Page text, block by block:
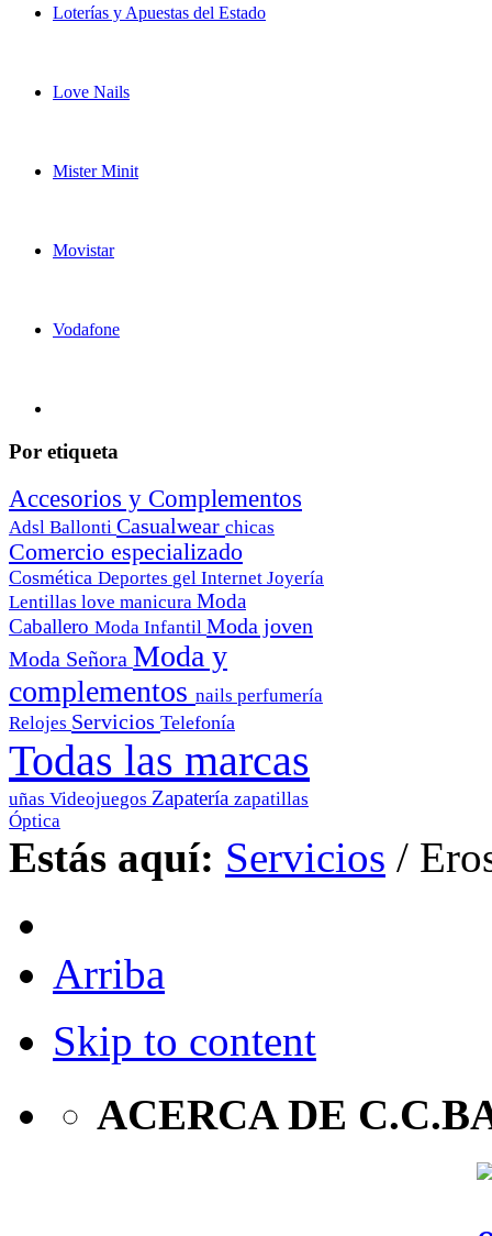
Loterías y Apuestas del Estado
Love Nails
Mister Minit
Movistar
Vodafone
Por etiqueta
Accesorios y Complementos
Adsl Ballonti Casualwear chicas
Comercio especializado
Cosmética Deportes gel Internet Joyería
Lentillas love manicura Moda
Caballero Moda Infantil Moda joven
Moda Señora Moda y
complementos nails perfumería
Relojes Servicios Telefonía
Todas las marcas
uñas Videojuegos Zapatería zapatillas
Óptica
Estás aquí: Servicios /
Arriba
Skip to content
ACERCA DE